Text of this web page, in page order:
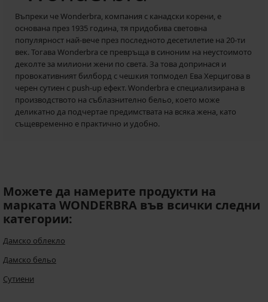
Въпреки че Wonderbra, компания с канадски корени, е
основана през 1935 година, тя придобива световна
популярност най-вече през последното десетилетие на 20-ти
век. Тогава Wonderbra се превръща в синоним на неустоимото
деколте за милиони жени по света. За това допринася и
провокативният билборд с чешкия топмодел Ева Херцигова в
черен сутиен с push-up ефект. Wonderbra е специализирана в
производството на съблазнително бельо, което може
деликатно да подчертае предимствата на всяка жена, като
същевременно е практично и удобно.
Можете да намерите продукти на
марката WONDERBRA във всички следни
категории:
Дамско облекло
Дамско бельо
Сутиени